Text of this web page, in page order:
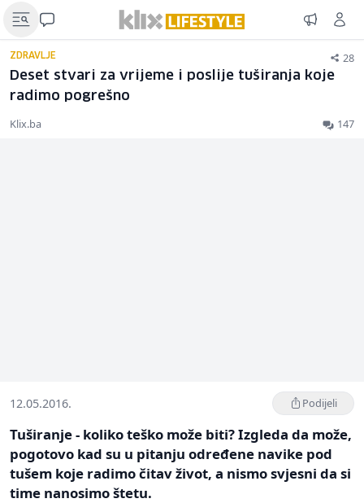
ZDRAVLJE 28
Deset stvari za vrijeme i poslije tuširanja koje
radimo pogrešno
Klix.ba 147
12.05.2016. Podijeli
Tuširanje - koliko teško može biti? Izgleda da može,
pogotovo kad su u pitanju određene navike pod
tušem koje radimo čitav život, a nismo svjesni da si
time nanosimo štetu.